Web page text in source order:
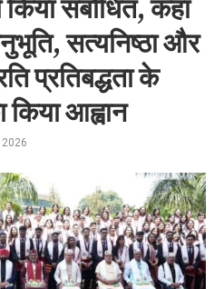
किया संबोधित, कहा
सत्यनिष्ठा और
प्रतिबद्धता के
आह्वान
2026